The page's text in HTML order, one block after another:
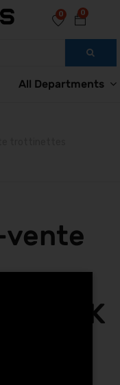
0
0
All Departments
vente
TK